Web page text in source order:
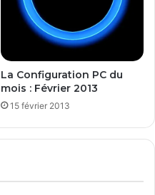
La Configuration PC du
mois : Février 2013
15 février 2013